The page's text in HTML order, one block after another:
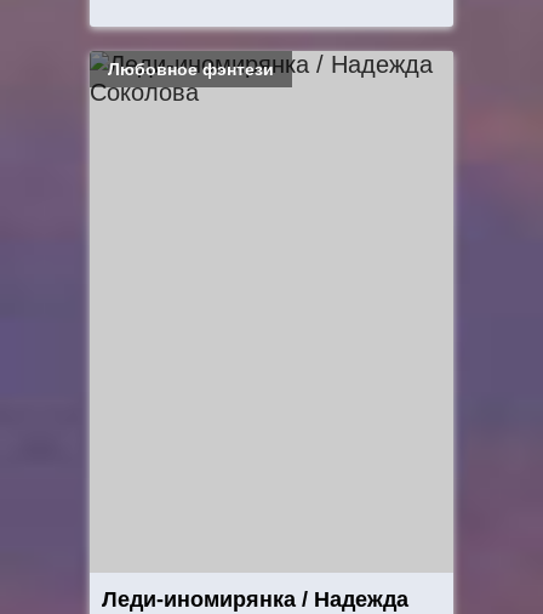
Любовное фэнтези
Леди-иномирянка / Надежда